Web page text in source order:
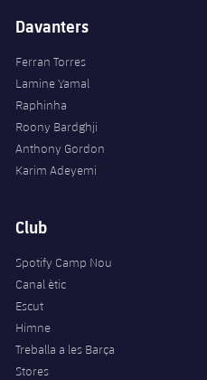
Davanters
Ferran Torres
Lamine Yamal
Raphinha
Roony Bardghji
Anthony Gordon
Karim Adeyemi
Club
Spotify Camp Nou
Canal ètic
Escut
Himne
Treballa a les Barça
Stores